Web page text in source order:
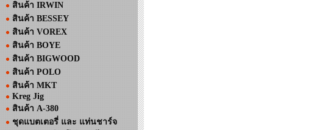
สินค้า IRWIN
สินค้า BESSEY
สินค้า VOREX
สินค้า BOYE
สินค้า BIGWOOD
สินค้า POLO
สินค้า MKT
Kreg Jig
สินค้า A-380
ชุดแบตเตอรี่ และ แท่นชาร์จ